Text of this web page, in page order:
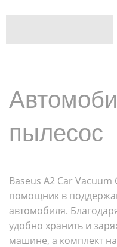
пылесос
Baseus A2 Car
помощник в
автомобиля.
удобно хранить и
машине, а комплект